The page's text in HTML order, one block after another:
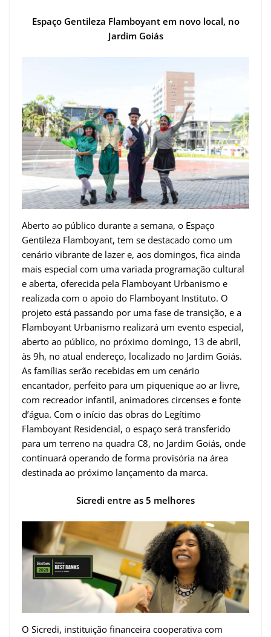
Espaço Gentileza Flamboyant em novo local, no
Jardim Goiás
Aberto ao público durante a semana, o Espaço
Gentileza Flamboyant, tem se destacado como um
cenário vibrante de lazer e, aos domingos, fica ainda
mais especial com uma variada programação cultural
e aberta, oferecida pela Flamboyant Urbanismo e
realizada com o apoio do Flamboyant Instituto. O
projeto está passando por uma fase de transição, e a
Flamboyant Urbanismo realizará um evento especial,
aberto ao público, no próximo domingo, 13 de abril,
às 9h, no atual endereço, localizado no Jardim Goiás.
As famílias serão recebidas em um cenário
encantador, perfeito para um piquenique ao ar livre,
com recreador infantil, animadores circenses e fonte
d’água. Com o início das obras do Legítimo
Flamboyant Residencial, o espaço será transferido
para um terreno na quadra C8, no Jardim Goiás, onde
continuará operando de forma provisória na área
destinada ao próximo lançamento da marca.
Sicredi entre as 5 melhores
O Sicredi, instituição financeira cooperativa com